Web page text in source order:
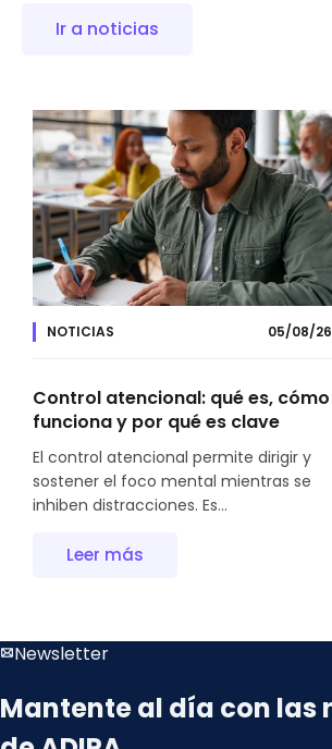
Ir a noticias
NOTICIAS 05/08/26
Control atencional: qué es, cómo
funciona y por qué es clave
El control atencional permite dirigir y
sostener el foco mental mientras se
inhiben distracciones. Es...
Leer más